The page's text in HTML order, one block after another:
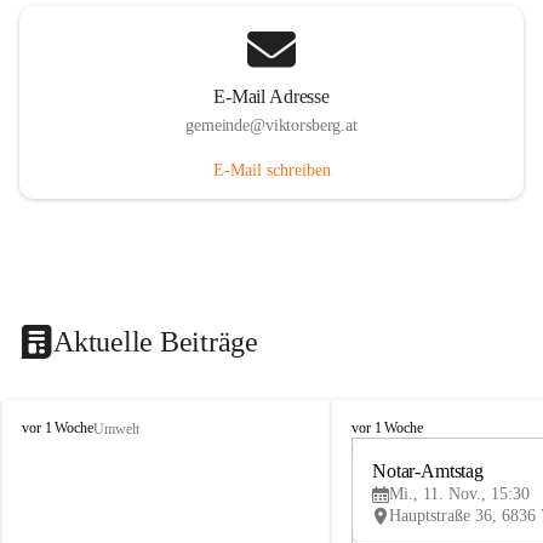
E-Mail Adresse
gemeinde@viktorsberg.at
E-Mail schreiben
Aktuelle Beiträge
V
vor 1 WocheUmwelt
V
vor 1 Woche
Notar-Amtstag
Mi., 11. Nov., 15:30